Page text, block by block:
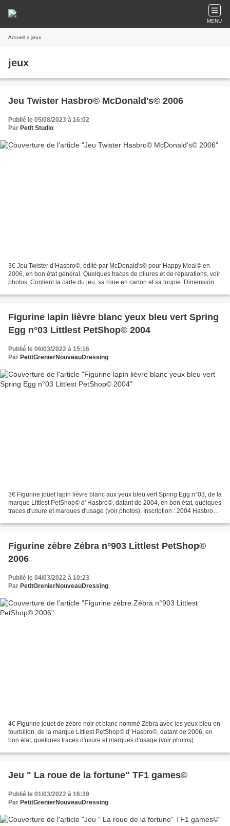
MENU
Accueil » jeux
jeux
Jeu Twister Hasbro© McDonald's© 2006
Publié le 05/08/2023 à 16:02
Par Petit Studio
3€ Jeu Twister d’Hasbro©, édité par McDonald's© pour Happy Meal© en
2006, en bon état général. Quelques traces de pliures et de réparations, voir
photos. Contient la carte du jeu, sa roue en carton et sa toupie. Dimensions:
Figurine lapin lièvre blanc yeux bleu vert Spring
Egg n°03 Littlest PetShop© 2004
Publié le 06/03/2022 à 15:16
Par PetitGrenierNouveauDressing
3€ Figurine jouet lapin lièvre blanc aux yeux bleu vert Spring Egg n°03, de la
marque Littlest PetShop© d' Hasbro©, datant de 2004, en bon état, quelques
traces d'usure et marques d'usage (voir photos). Inscription : 2004 Hasbro
Figurine zèbre Zébra n°903 Littlest PetShop©
2006
Publié le 04/03/2022 à 10:23
Par PetitGrenierNouveauDressing
4€ Figurine jouet de zèbre noir et blanc nommé Zébra avec les yeux bleu en
tourbillon, de la marque Littlest PetShop© d' Hasbro©, datant de 2006, en
bon état, quelques traces d'usure et marques d'usage (voir photos).
Jeu " La roue de la fortune" TF1 games©
Publié le 01/03/2022 à 16:39
Par PetitGrenierNouveauDressing